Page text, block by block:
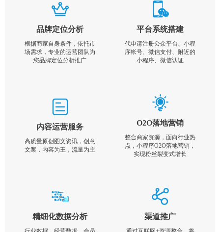
品牌定位分析
根据商家自身条件，依托市
场需求，专业的运营团队为
您品牌定位分析推广
平台系统搭建
代申请注册公众平台、小程
序帐号、微信支付、附近的
小程序、微信认证
内容运营服务
高质量原创图文资讯，创意
文案，内容为王，流量为主
O2O落地营销
整合商家资源，面向行业热
点，小程序O2O落地营销，
实现粉丝裂变式增长
精细化数据分析 渠道推广